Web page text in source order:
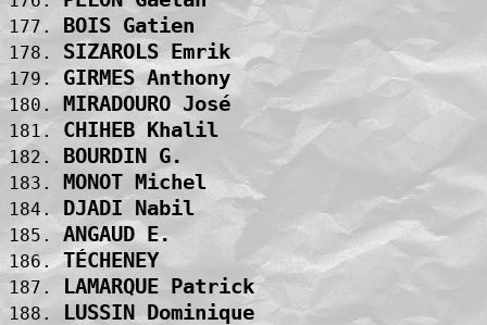
177. BOIS Gatien
178. SIZAROLS Emrik
179. GIRMES Anthony
180. MIRADOURO José
181. CHIHEB Khalil
182. BOURDIN G.
183. MONOT Michel
184. DJADI Nabil
185. ANGAUD E.
186. TÉCHENEY
187. LAMARQUE Patrick
188. LUSSIN Dominique